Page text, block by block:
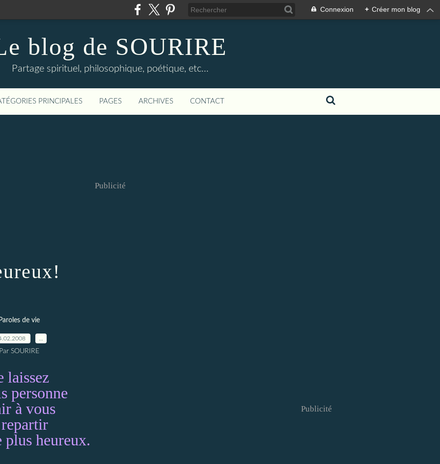
Connexion + Créer mon blog
blog de SOURIRE
Partage spirituel, philosophique, poétique, etc...
PRINCIPALES PAGES ARCHIVES CONTACT
Publicité
Paroles de vie
Par SOURIRE
laissez
personne
à vous
plus heureux.
Publicité